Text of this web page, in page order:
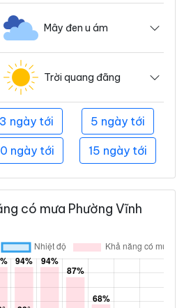
Mây đen u ám
Trời quang đãng
3 ngày tới 5 ngày tới
ngày tới 15 ngày tới
có mưa Phường Vĩnh